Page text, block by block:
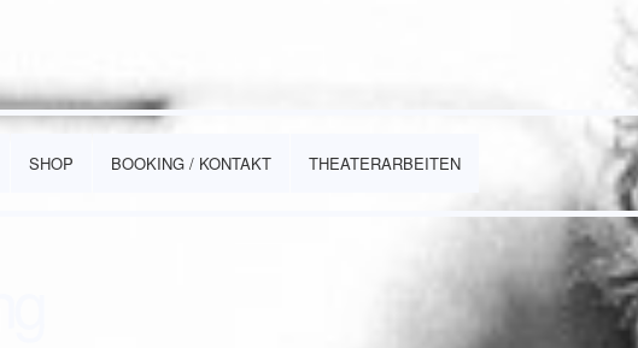
SHOP BOOKING / KONTAKT THEATERARBEITEN